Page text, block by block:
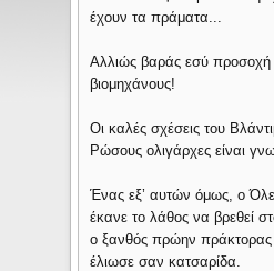
έχουν τα πράματα...
Αλλιώς βαράς εσύ προσοχή
βιομηχάνους!
Οι καλές σχέσεις του
Ρώσους ολιγάρχες είναι
Ένας εξ’ αυτών όμως, ο
έκανε το λάθος να βρεθεί
ο ξανθός πρώην πράκτορας
έλιωσε σαν κατσαρίδα.